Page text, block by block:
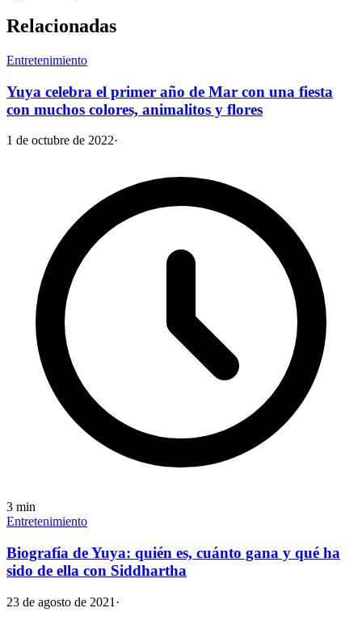
Relacionadas
Entretenimiento
Yuya celebra el primer año de Mar con una fiesta
con muchos colores, animalitos y flores
1 de octubre de 2022·
3 min
Entretenimiento
Biografía de Yuya: quién es, cuánto gana y qué ha
sido de ella con Siddhartha
23 de agosto de 2021 ·